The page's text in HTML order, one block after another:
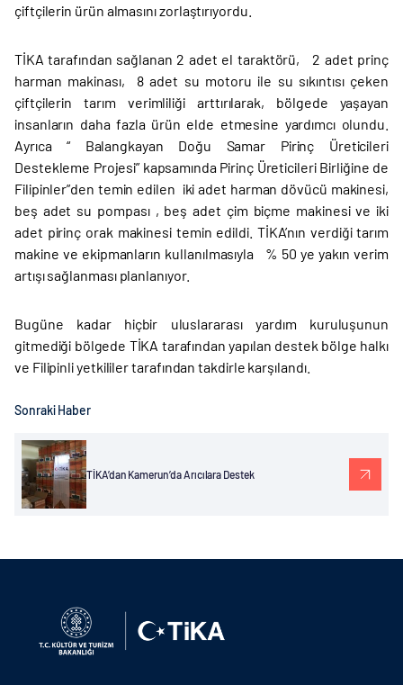
çiftçilerin ürün almasını zorlaştırıyordu.
TİKA tarafından sağlanan 2 adet el taraktörü, 2 adet prinç
harman makinası, 8 adet su motoru ile su sıkıntısı çeken
çiftçilerin tarım verimliliği arttırılarak, bölgede yaşayan
insanların daha fazla ürün elde etmesine yardımcı olundu.
Ayrıca “ Balangkayan Doğu Samar Pirinç Üreticileri
Destekleme Projesi” kapsamında Pirinç Üreticileri Birliğine de
Filipinler”den temin edilen iki adet harman dövücü makinesi,
beş adet su pompası , beş adet çim biçme makinesi ve iki
adet pirinç orak makinesi temin edildi. TİKA’nın verdiği tarım
makine ve ekipmanların kullanılmasıyla % 50 ye yakın verim
artışı sağlanması planlanıyor.
Bugüne kadar hiçbir uluslararası yardım kuruluşunun
gitmediği bölgede TİKA tarafından yapılan destek bölge halkı
ve Filipinli yetkililer tarafından takdirle karşılandı.
Sonraki Haber
TİKA’dan Kamerun’da Arıcılara Destek